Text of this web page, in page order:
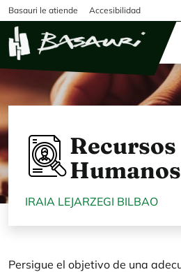
Pasar al contenido principal
Basauri le atiende Accesibilidad
Recursos
Humanos
IRAIA LEJARZEGI BILBAO
Persigue el objetivo de una